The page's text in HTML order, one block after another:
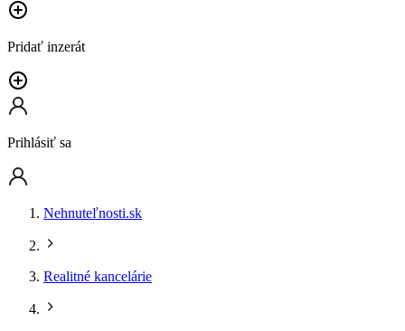
Pridať inzerát
Prihlásiť sa
Nehnuteľnosti.sk
Realitné kancelárie